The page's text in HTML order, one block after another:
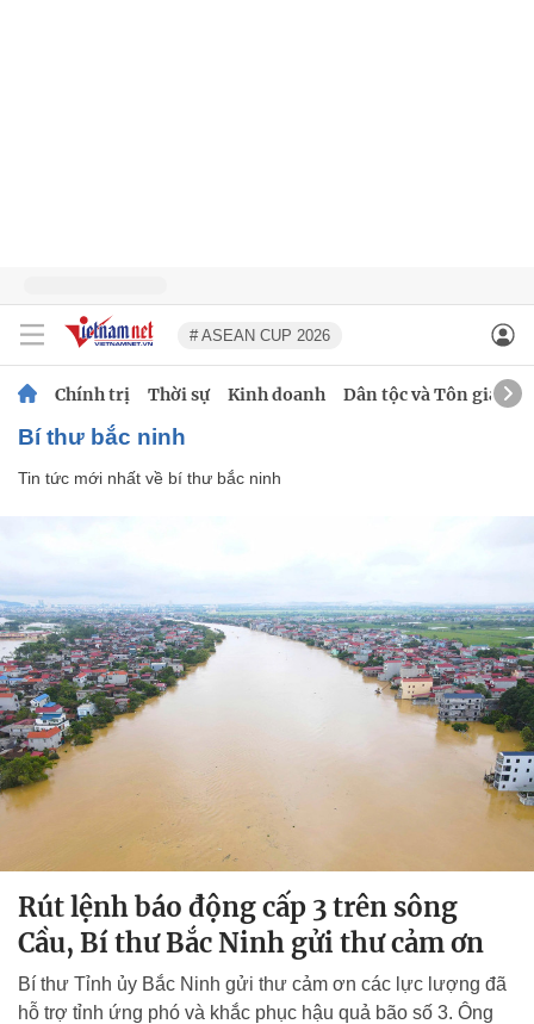
# ASEAN CUP 2026
Chính trị Thời sự Kinh doanh Dân tộc và Tôn giáo
bí thư bắc ninh
Tin tức mới nhất về bí thư bắc ninh
Rút lệnh báo động cấp 3 trên sông
Cầu, Bí thư Bắc Ninh gửi thư cảm ơn
Bí thư Tỉnh ủy Bắc Ninh gửi thư cảm ơn các lực lượng đã
hỗ trợ tỉnh ứng phó và khắc phục hậu quả bão số 3. Ông